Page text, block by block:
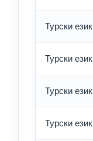
Турски език
Турски език
Турски език
Турски език